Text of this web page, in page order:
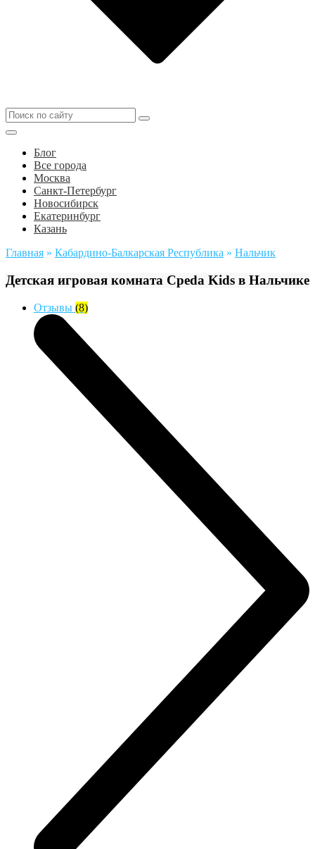
Блог
Все города
Москва
Санкт-Петербург
Новосибирск
Екатеринбург
Казань
Главная » Кабардино-Балкарская Республика » Нальчик
Детская игровая комната Среda Kids в Нальчике
Отзывы (8)